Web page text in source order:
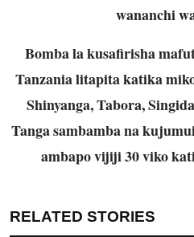
wananchi
Bomba la kusafirisha
Tanzania litapita katika
Shinyanga, Tabora,
Tanga sambamba na
ambapo vijiji 30 viko
RELATED STORIES